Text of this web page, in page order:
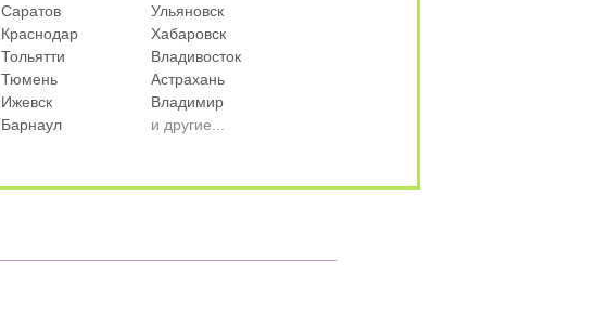
Саратов
Краснодар
Тольятти
Тюмень
Ижевск
Барнаул
Ульяновск
Хабаровск
Владивосток
Астрахань
Владимир
и другие...